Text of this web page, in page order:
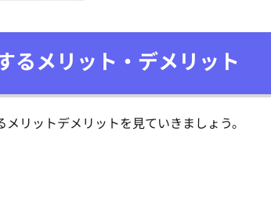
るメリット・デメリット
リットデメリットを見ていきましょう。